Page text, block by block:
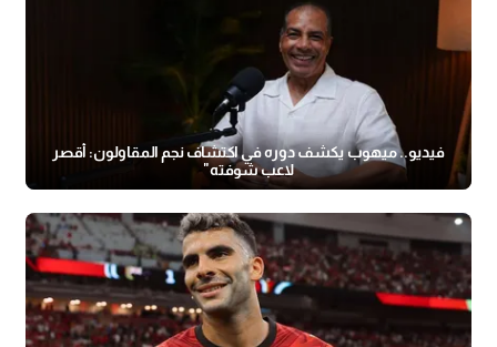
فيديو.. ميهوب يكشف دوره في اكتشاف نجم المقاولون: أقصر
لاعب شوفته"